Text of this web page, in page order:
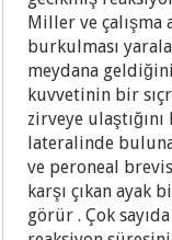
Miller ve
burkulması
meydana
kuvvetinin bir
zirveye
lateralinde
ve peroneal
karşı çıkan ayak
görür . Çok